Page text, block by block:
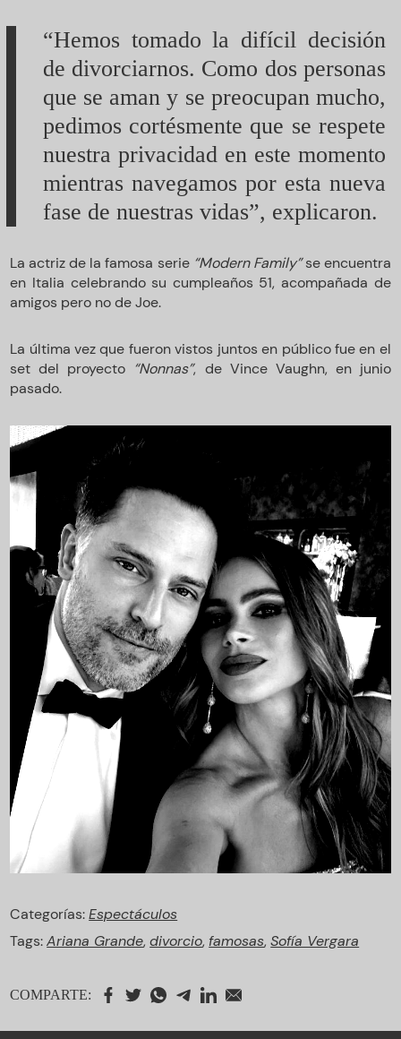
“Hemos tomado la difícil decisión
de divorciarnos. Como dos personas
que se aman y se preocupan mucho,
pedimos cortésmente que se respete
nuestra privacidad en este momento
mientras navegamos por esta nueva
fase de nuestras vidas”, explicaron.
La actriz de la famosa serie “Modern Family”se encuentra
en Italia celebrando su cumpleaños 51, acompañada de
amigos pero no de Joe.
La última vez que fueron vistos juntos en público fue en el
set del proyecto “Nonnas”, de Vince Vaughn, en junio
pasado.
Categorías:Espectáculos
Tags:Ariana Grande,divorcio, famosas,Sofía Vergara
COMPARTE: